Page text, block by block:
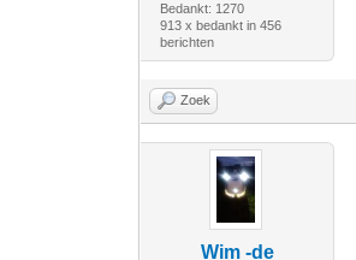
Bedankt: 1270
913 x bedankt in 456
berichten
Zoek
Wim -de